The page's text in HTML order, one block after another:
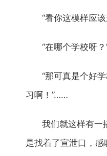
“看你这模样应
“在哪个学校呀？
“那可真是个好
习啊！”……
我们就这样有一
是找着了宣泄口，